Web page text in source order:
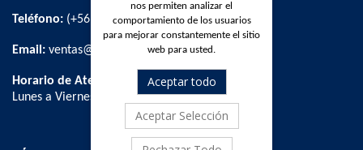
Teléfono: (+56 2) 2 584 8900
Email: ventas@dpschile.cl
Horario de Atención:
Lunes a Viernes / 09:00 a 16:00 hrs
nos permiten analizar el
comportamiento de los usuarios
para mejorar constantemente el sitio
web para usted.
Aceptar todo
Aceptar Selección